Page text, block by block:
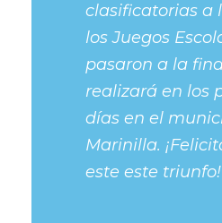
clasificatorias a
los Juegos
pasaron a la
realizará en los
días en el
Marinilla.
este este triunfo!